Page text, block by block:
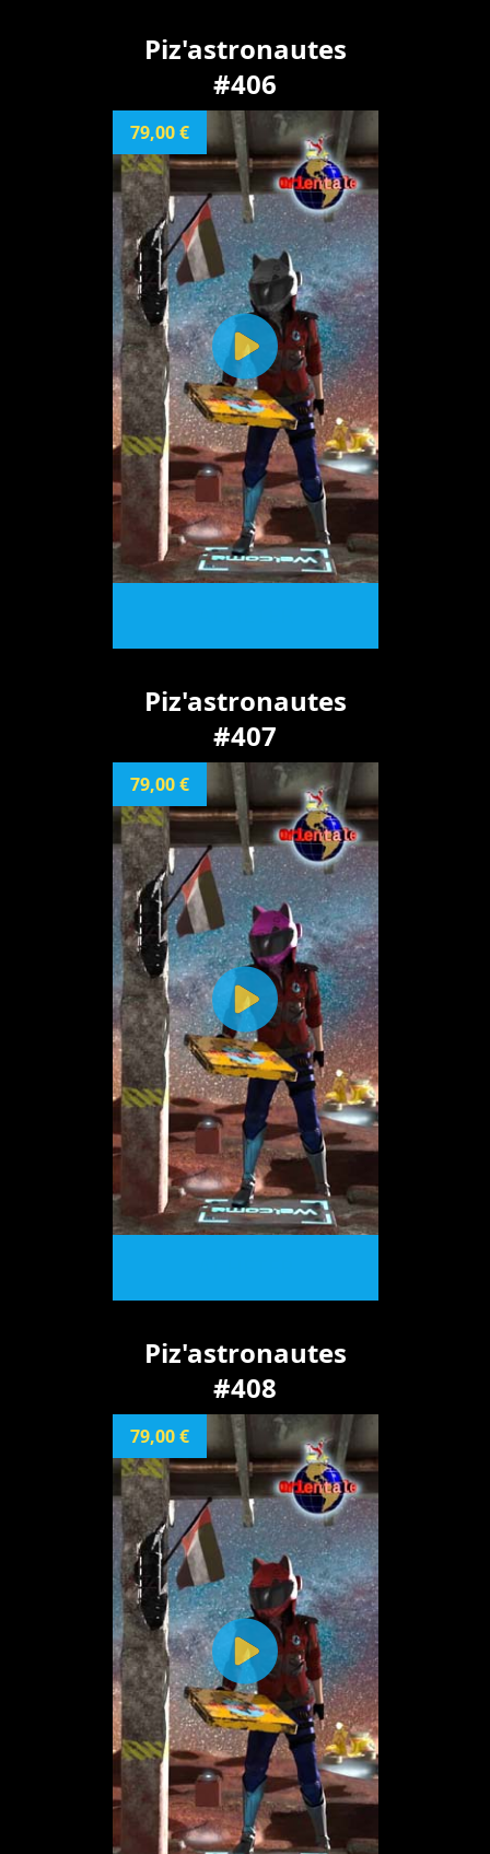
Piz'astronautes
#406
79,00 €
Piz'astronautes
#407
79,00 €
Piz'astronautes
#408
79,00 €